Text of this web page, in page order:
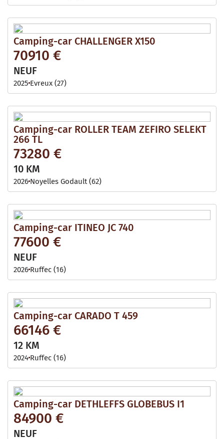
Camping-car CHALLENGER X150
70910 €
NEUF
2025 Evreux (27)
Camping-car ROLLER TEAM ZEFIRO SELEKT
266 TL
73280 €
10 KM
2026 Noyelles Godault (62)
Camping-car ITINEO JC 740
77600 €
NEUF
2026 Ruffec (16)
Camping-car CARADO T 459
66146 €
12 KM
2024 Ruffec (16)
Camping-car DETHLEFFS GLOBEBUS I1
84900 €
NEUF